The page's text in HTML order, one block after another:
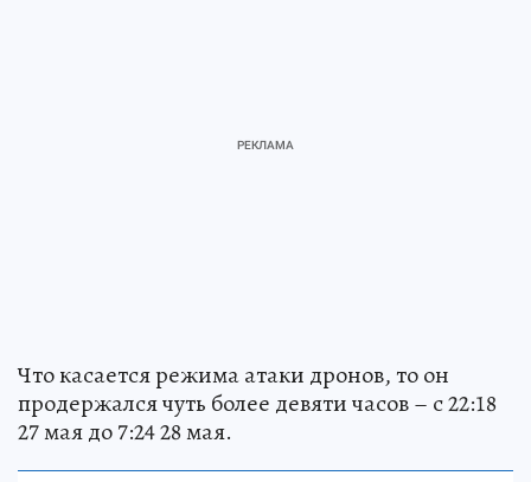
Что касается режима атаки дронов, то он
продержался чуть более девяти часов – с 22:18
27 мая до 7:24 28 мая.